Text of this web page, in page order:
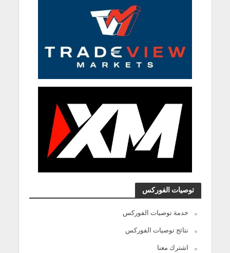
توصيات الفوركس
خدمة توصيات الفوركس
نتائج توصيات الفوركس
اشترك معنا